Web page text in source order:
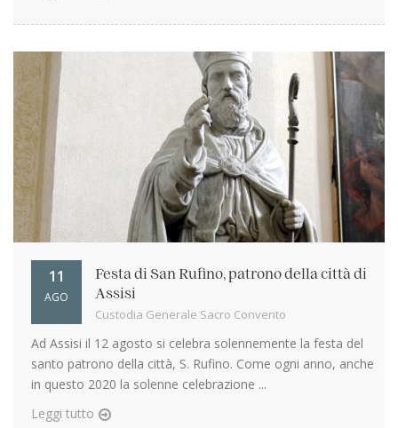
11
AGO
Festa di San Rufino, patrono della città di
Assisi
Custodia Generale Sacro Convento
Ad Assisi il 12 agosto si celebra solennemente la festa del
santo patrono della città, S. Rufino. Come ogni anno, anche
in questo 2020 la solenne celebrazione ...
Leggi tutto